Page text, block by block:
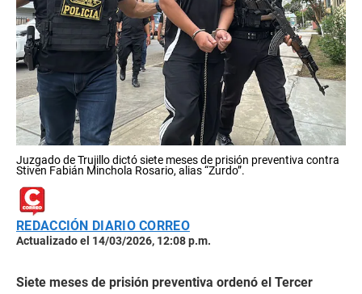
Juzgado de Trujillo dictó siete meses de prisión preventiva contra
Stiven Fabián Minchola Rosario, alias “Zurdo”.
REDACCIÓN DIARIO CORREO
Actualizado el 14/03/2026, 12:08 p.m.
Siete meses de prisión preventiva ordenó el Tercer